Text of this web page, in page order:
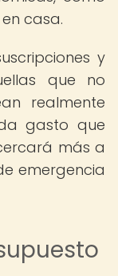
casa.
y
que no
realmente
gasto que
más a
emergencia